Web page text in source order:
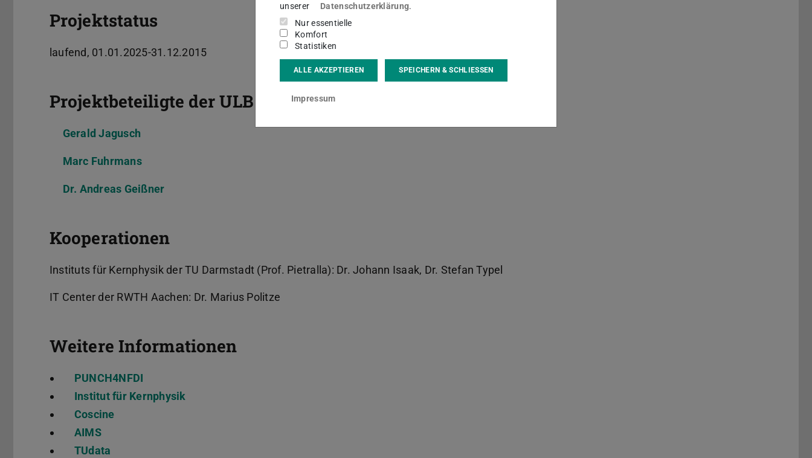
Projektstatus
laufend, 01.01.2025-31.12.2015
Projektbeteiligte der ULB
Gerald Jagusch
Marc Fuhrmans
Dr. Andreas Geißner
Kooperationen
Instituts für Kernphysik der TU Darmstadt (Prof. Pietralla): Dr. Johann Isaak, Dr. Stefan Typel
IT Center der RWTH Aachen: Dr. Marius Politze
Weitere Informationen
PUNCH4NFDI
Institut für Kernphysik
Coscine
AIMS
TUdata
unserer
Datenschutzerklärung.
Nur essentielle
Komfort
Statistiken
ALLE AKZEPTIEREN SPEICHERN & SCHLIESSEN
Impressum